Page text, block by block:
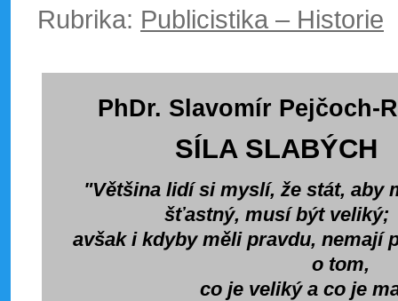
Rubrika: Publicistika – Historie
PhDr. Slavomír Pejčoch-
SÍLA SLABÝCH
"Většina lidí si myslí, že stát, aby
šťastný, musí být veliký;
avšak i kdyby měli pravdu, nemají
o tom,
co je veliký a co je